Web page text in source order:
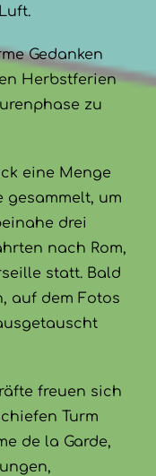
Gedanken
Herbstferien
zu
eine Menge
gesammelt, um
drei
nach Rom,
statt. Bald
auf dem Fotos
freuen sich
Turm
de la Garde,